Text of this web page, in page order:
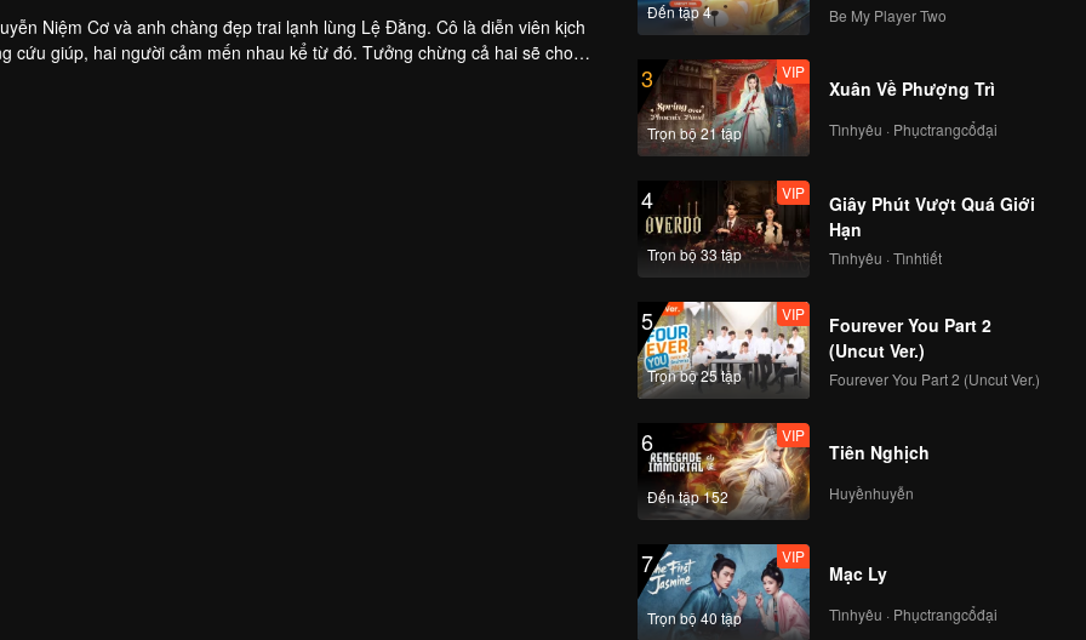
Niệm Cơ và anh chàng đẹp trai lạnh lùng Lệ Đằng. Cô là diễn viên kịch
cứu giúp, hai người cảm mến nhau kể từ đó. Tưởng chừng cả hai sẽ cho
đành chia xa nhau, 5 năm sau hai người hóa giải hết những hiểu lầm sau
tay nhau chiến đấu, vượt qua sự suy hiểm và phá giải hết những âm mưu
Đến tập 4 Be My Player Two
3
Trọn bộ 21 tập
VIP
Xuân Về Phượng Trì
Tìnhyêu · Phụctrangcổđại
4
Trọn bộ 33 tập
VIP
Giây Phút Vượt Quá Giới
Hạn
Tìnhyêu · Tìnhtiết
5
Trọn bộ 25 tập
VIP
Fourever You Part 2
(Uncut Ver.)
Fourever You Part 2 (Uncut Ver.)
6
Đến tập 152
VIP
Tiên Nghịch
Huyềnhuyễn
7
Trọn bộ 40 tập
VIP
Mạc Ly
Tìnhyêu · Phụctrangcổđại